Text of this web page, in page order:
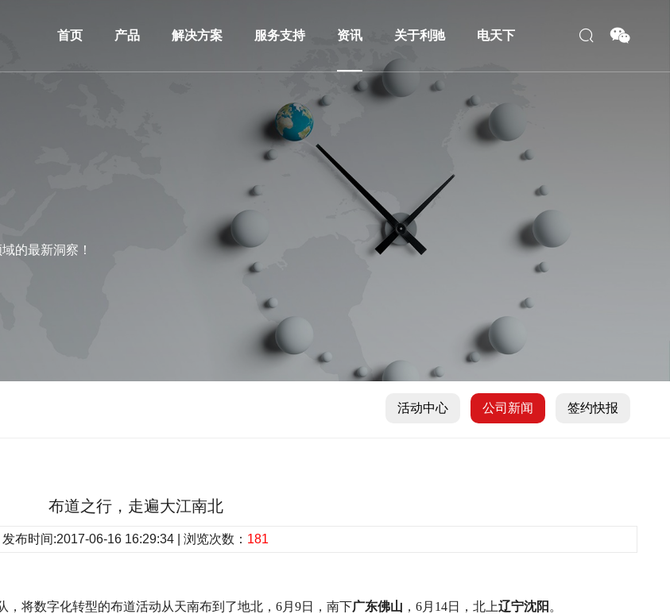
首页 产品 解决方案 服务支持 资讯 关于利驰 电天下
的最新洞察！
活动中心 公司新闻 签约快报
布道之行，走遍大江南北
发布时间:2017-06-16 16:29:34 | 浏览次数： 181
将数字化转型的布道活动从天南布到了地北，6月9日，南下广东佛山 ，6月14日，北上辽宁沈阳 。